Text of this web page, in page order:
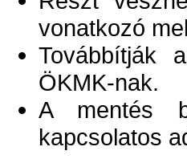
vonatkozó
Továbbítják
ÖKMK-nak.
A mentés
kapcsolatos